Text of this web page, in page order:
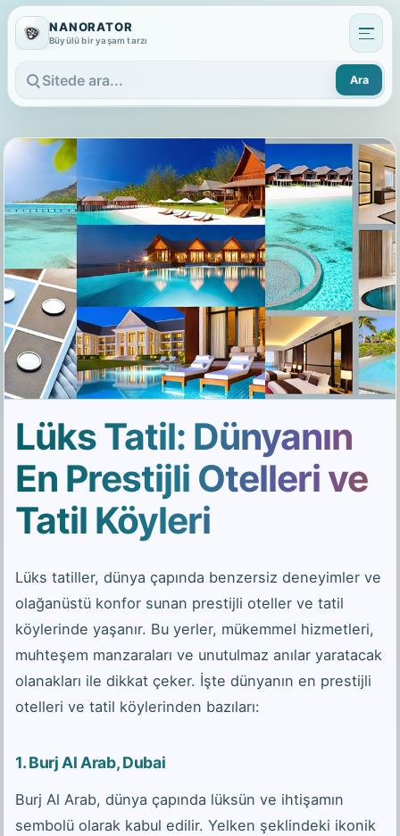
NANORATOR
Büyülü bir yaşam tarzı
Sitede ara
Ara
Lüks Tatil: Dünyanın
En Prestijli Otelleri ve
Tatil Köyleri
Lüks tatiller, dünya çapında benzersiz deneyimler ve
olağanüstü konfor sunan prestijli oteller ve tatil
köylerinde yaşanır. Bu yerler, mükemmel hizmetleri,
muhteşem manzaraları ve unutulmaz anılar yaratacak
olanakları ile dikkat çeker. İşte dünyanın en prestijli
otelleri ve tatil köylerinden bazıları:
1.Burj Al Arab, Dubai
Burj Al Arab, dünya çapında lüksün ve ihtişamın
sembolü olarak kabul edilir. Yelken şeklindeki ikonik